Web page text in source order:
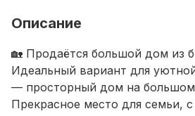
Описание
🏡 Продаётся большой дом из
Идеальный вариант для
— просторный дом на большом
Прекрасное место для семьи,